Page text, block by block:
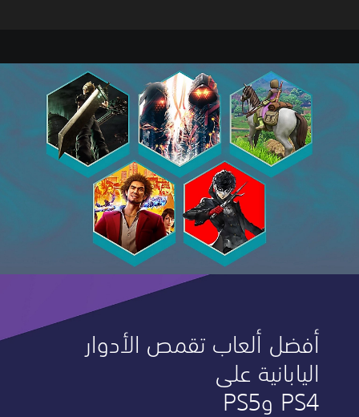
أفضل ألعاب تقمص الأدوار
اليابانية على
PS4 وPS5